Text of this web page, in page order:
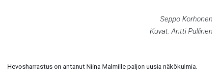
Seppo Korhonen
Kuvat: Antti Pullinen
Hevosharrastus on antanut Niina Malmille paljon uusia näkökulmia.